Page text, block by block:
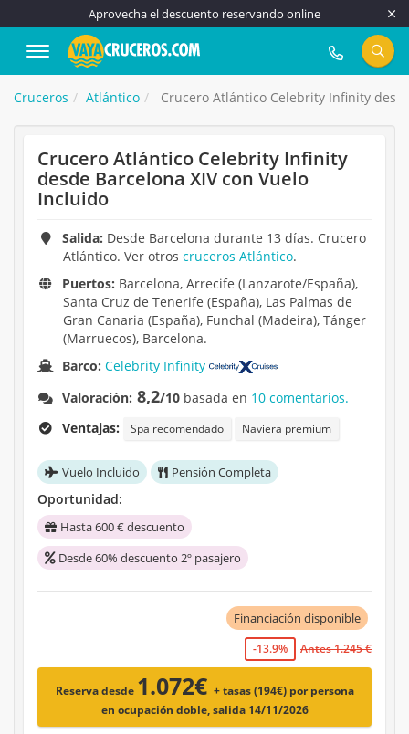
Aprovecha el descuento reservando online
917 815 555
Cruceros Atlántico Crucero Atlántico Celebrity Infinity
Crucero Atlántico Celebrity Infinity
desde Barcelona XIV con Vuelo
Incluido
Salida: Desde Barcelona durante 13 días. Crucero
Atlántico. Ver otros cruceros Atlántico.
Puertos: Barcelona, Arrecife (Lanzarote/España),
Santa Cruz de Tenerife (España), Las Palmas de
Gran Canaria (España), Funchal (Madeira), Tánger
(Marruecos), Barcelona.
Barco:Celebrity Infinity
Valoración: 8,2/10 basada en 10 comentarios.
Ventajas:
Spa recomendado Naviera premium
Vuelo Incluido Pensión Completa
Oportunidad:
Hasta 600 € descuento
Desde 60% descuento 2º pasajero
Financiación disponible
-13.9% Antes 1.245 €
Reserva desde 1.072€ + tasas (194€) por persona
en ocupación doble, salida 14/11/2026